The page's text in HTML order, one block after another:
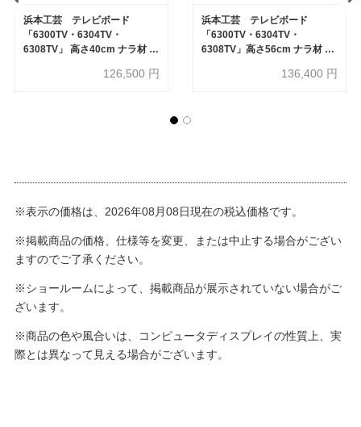
浜本工芸 テレビボード
「6300TV・6304TV・
6308TV」 高さ40cm ナラ材 全
126,500 円
浜本工芸 テレビボード
「6300TV・6304TV・
6308TV」高さ56cm ナラ材 全
136,400 円
※表示の価格は、2026年08月08日現在の税込価格です。
※掲載商品の価格、仕様等を変更、または中止する場合がござい
ますのでご了承ください。
※ショールームによって、掲載商品が展示されていない場合がご
ざいます。
※商品の色や風合いは、コンピュータディスプレイの性質上、実
際とは異なって見える場合がございます。